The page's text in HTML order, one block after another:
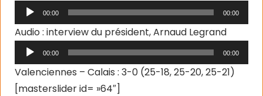
Lecteur
audio
00:00 00:00
Audio : interview du président, Arnaud LegrandLecteur
audio
00:00 00:00
Valenciennes – Calais : 3-0 (25-18, 25-20, 25-21)
[masterslider id= »64″]